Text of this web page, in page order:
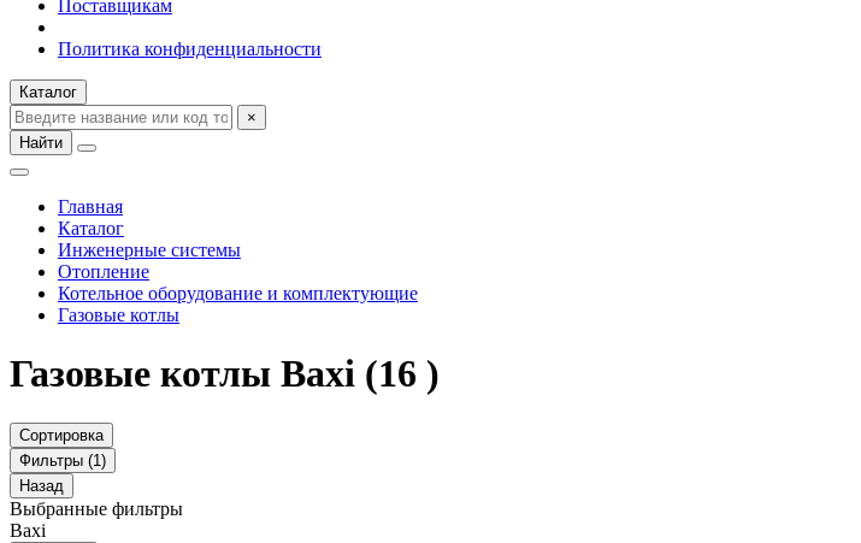
Поставщикам
Политика конфиденциальности
Каталог
×
Найти
Главная
Каталог
Инженерные системы
Отопление
Котельное оборудование и комплектующие
Газовые котлы
Газовые котлы Baxi (16 )
Сортировка
Фильтры (1)
Назад
Выбранные фильтры
Baxi